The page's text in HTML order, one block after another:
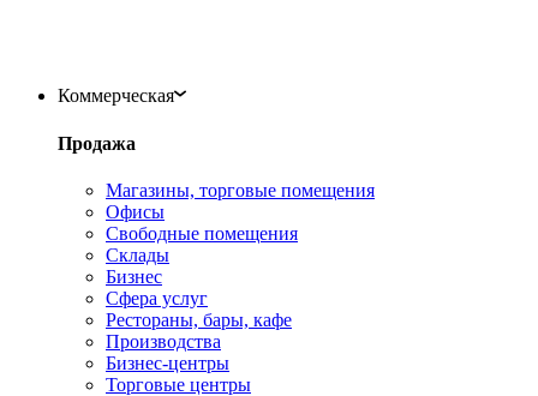
Коммерческая
Продажа
Магазины, торговые помещения
Офисы
Свободные помещения
Склады
Бизнес
Сфера услуг
Рестораны, бары, кафе
Производства
Бизнес-центры
Торговые центры